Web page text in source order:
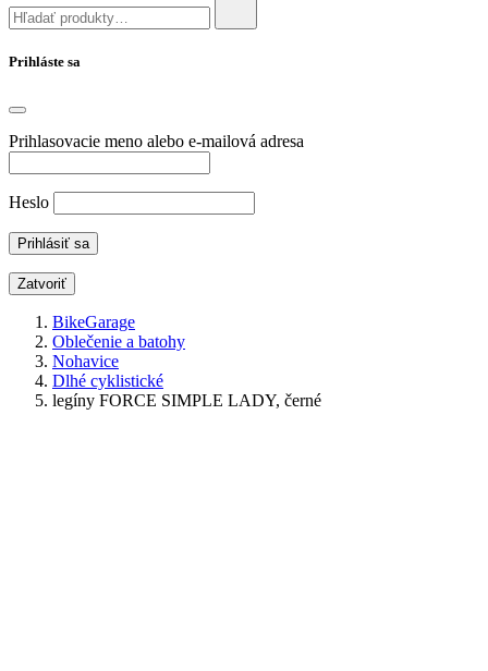
Prihláste sa
Prihlasovacie meno alebo e-mailová adresa
Heslo
Zatvoriť
BikeGarage
Oblečenie a batohy
Nohavice
Dlhé cyklistické
legíny FORCE SIMPLE LADY, černé